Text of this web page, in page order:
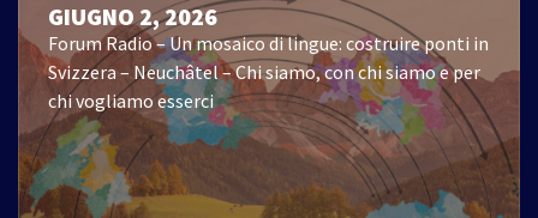
GIUGNO 2, 2026
Forum Radio – Un mosaico di lingue: costruire ponti in
Svizzera – Neuchâtel – Chi siamo, con chi siamo e per
chi vogliamo esserci